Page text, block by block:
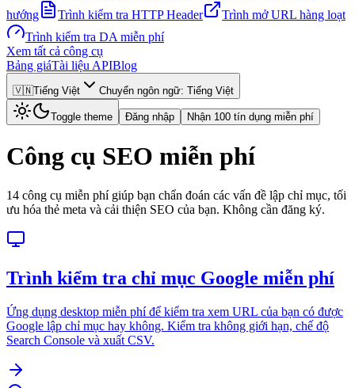
hướng
Trình kiểm tra HTTP Header
Trình mở URL hàng loạt
Trình kiểm tra DA miễn phí
Xem tất cả công cụ
Bảng giáTài liệu APIBlog
🇻🇳Tiếng Việt Chuyển ngôn ngữ: Tiếng Việt
Toggle theme Đăng nhập Nhận 100 tín dụng miễn phí
Công cụ SEO miễn phí
14 công cụ miễn phí giúp bạn chẩn đoán các vấn đề lập chỉ mục, tối
ưu hóa thẻ meta và cải thiện SEO của bạn. Không cần đăng ký.
Trình kiểm tra chỉ mục Google miễn phí
Ứng dụng desktop miễn phí để kiểm tra xem URL của bạn có được
Google lập chỉ mục hay không. Kiểm tra không giới hạn, chế độ
Search Console và xuất CSV.